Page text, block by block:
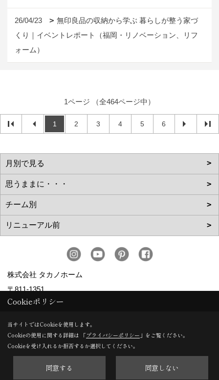
26/04/23
無印良品の収納から学ぶ 暮らしが整う家づ
くり｜イベントレポート（福岡・リノベーション、リフ
ォーム）
1ページ （全464ページ中）
1 2 3 4 5 6
株式会社 タカノホーム
〒811-1351
福岡市南区屋形原１丁目36-20
FAX：092-566-5700
＜営業時間＞10:00～17:00
Cookieポリシー
当サイトではCookieを使用します。
Cookieの使用に関する詳細は 「プライバシーポリシー 」をご覧ください。
Cookieを受け入れるか拒否するか選択してください。
同意する 同意しない